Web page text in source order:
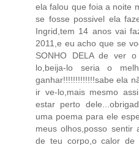
ela falou que foia a noite
se fosse possivel ela
Ingrid,tem 14 anos vai
2011,e eu acho que se
SONHO DELA de ver
lo,beija-lo seria o
ganhar!!!!!!!!!!!!!sabe ela
ir ve-lo,mais mesmo
estar perto
uma poema para ele
meus olhos,posso sentir
de teu corpo,o calor de